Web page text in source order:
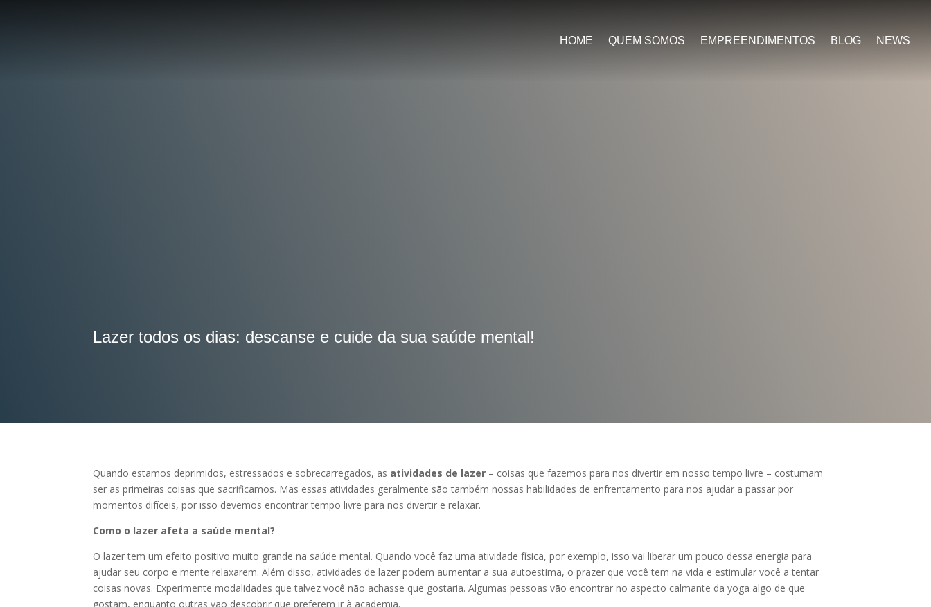
HOME QUEM SOMOS EMPREENDIMENTOS BLOG NEWS
Lazer todos os dias: descanse e cuide da sua saúde mental!
Quando estamos deprimidos, estressados ​​e sobrecarregados, as atividades de lazer – coisas que fazemos para nos divertir em nosso tempo livre – costumam
ser as primeiras coisas que sacrificamos. Mas essas atividades geralmente são também nossas habilidades de enfrentamento para nos ajudar a passar por
momentos difíceis, por isso devemos encontrar tempo livre para nos divertir e relaxar.
Como o lazer afeta a saúde mental?
O lazer tem um efeito positivo muito grande na saúde mental. Quando você faz uma atividade física, por exemplo, isso vai liberar um pouco dessa energia para
ajudar seu corpo e mente relaxarem. Além disso, atividades de lazer podem aumentar a sua autoestima, o prazer que você tem na vida e estimular você a tentar
coisas novas. Experimente modalidades que talvez você não achasse que gostaria. Algumas pessoas vão encontrar no aspecto calmante da yoga algo de que
gostam, enquanto outras vão descobrir que preferem ir à academia.